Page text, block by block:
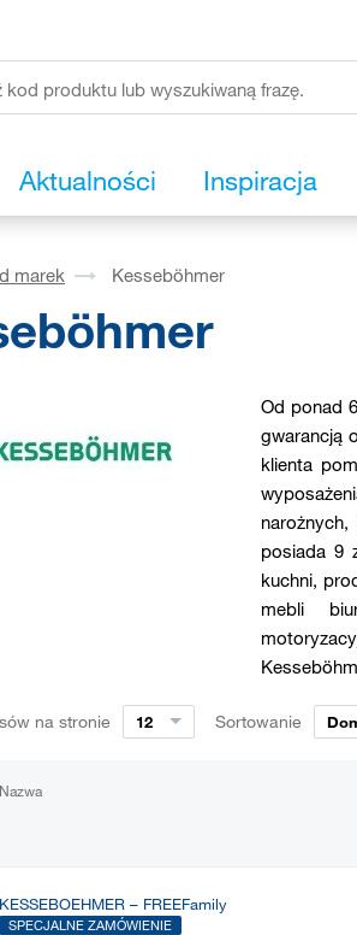
Aktualności Inspiracja
marek Kesseböhmer
Od ponad
gwarancją
klienta
posiada 9
kuchni,
mebli
na stronie 12 Sortowanie
Nazwa
KESSEBOEHMER – FREEFamily
SPECJALNE ZAMÓWIENIE